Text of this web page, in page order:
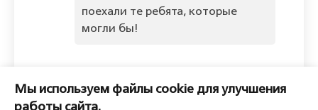
поехали те ребята, которые
могли бы!
Пожалуйста, войдите, чтобы
Мы используем файлы cookie для улучшения
работы сайта.